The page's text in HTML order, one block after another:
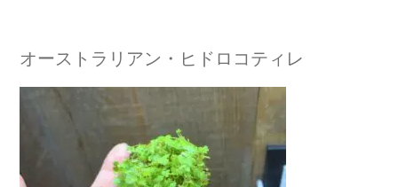
オーストラリアン・ヒドロコティレ